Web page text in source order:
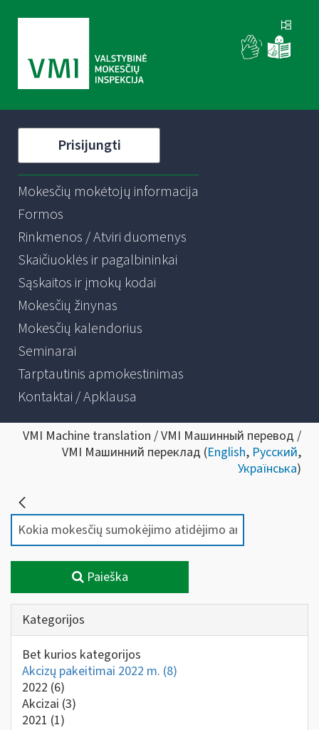
Prisijungti
Mokesčių mokėtojų informacija
Formos
Rinkmenos / Atviri duomenys
Skaičiuoklės ir pagalbininkai
Sąskaitos ir įmokų kodai
Mokesčių žinynas
Mokesčių kalendorius
Seminarai
Tarptautinis apmokestinimas
Kontaktai / Apklausa
VMI Machine translation / VMI Машинный перевод /
VMI Машинний переклад (English, Русский,
Українська)
Paieška
Kategorijos
Bet kurios kategorijos
Akcizų pakeitimai 2022 m. (8)
2022 (6)
Akcizai (3)
2021 (1)